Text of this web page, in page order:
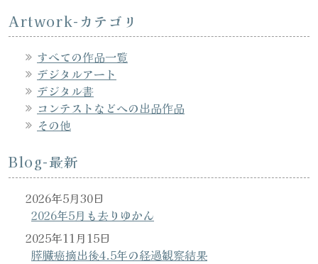
Artwork-カテゴリ
すべての作品一覧
デジタルアート
デジタル書
コンテストなどへの出品作品
その他
Blog-最新
2026年5月も去りゆかん
2026年5月30日
膵臓癌摘出後4.5年の経過観察結果
2025年11月15日